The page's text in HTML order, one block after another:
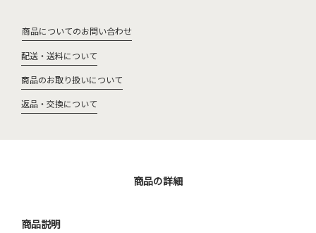
商品についてのお問い合わせ
配送・送料について
商品のお取り扱いについて
返品・交換について
商品の詳細
商品説明